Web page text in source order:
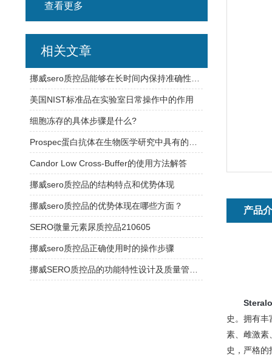
产品
史。拥有
素、雌激素
史，严格
查看更多
相关文章
美国NIST标准品在实验室日常操作中的作用
细胞冻存的具体步骤是什么?
Candor Low Cross-Buffer的使用方法解答
挪威sero质控品的结构特点和优势体现
挪威sero质控品的优势体现在哪些方面？
SERO微量元素尿质控品210605
挪威sero质控品正确使用时的操作步骤